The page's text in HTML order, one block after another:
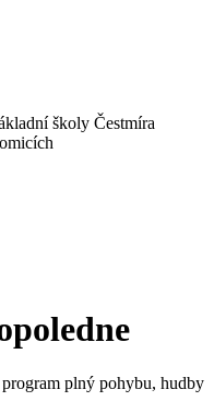
školy Čestmíra
plný pohybu, hudby